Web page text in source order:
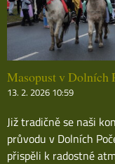
Masopust v Dolních
13. 2. 2026 10:59
Již tradičně se naši
průvodu v Dolních
přispěli k radostné